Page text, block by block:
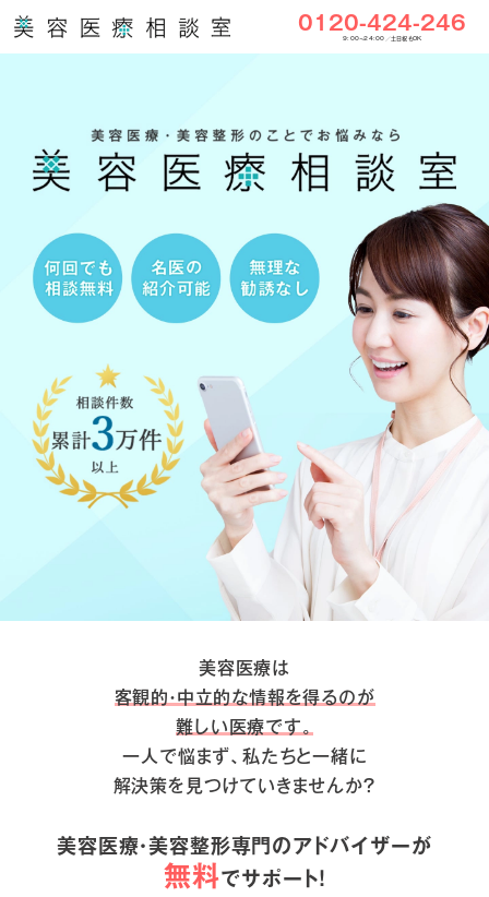
0120-424-246
9:00〜24:00／土日祝もOK
美容医療は
客観的・中立的な情報を得るのが
難しい医療です。
一人で悩まず、私たちと一緒に
解決策を見つけていきませんか？
美容医療・美容整形専門のアドバイザーが
無料でサポート！